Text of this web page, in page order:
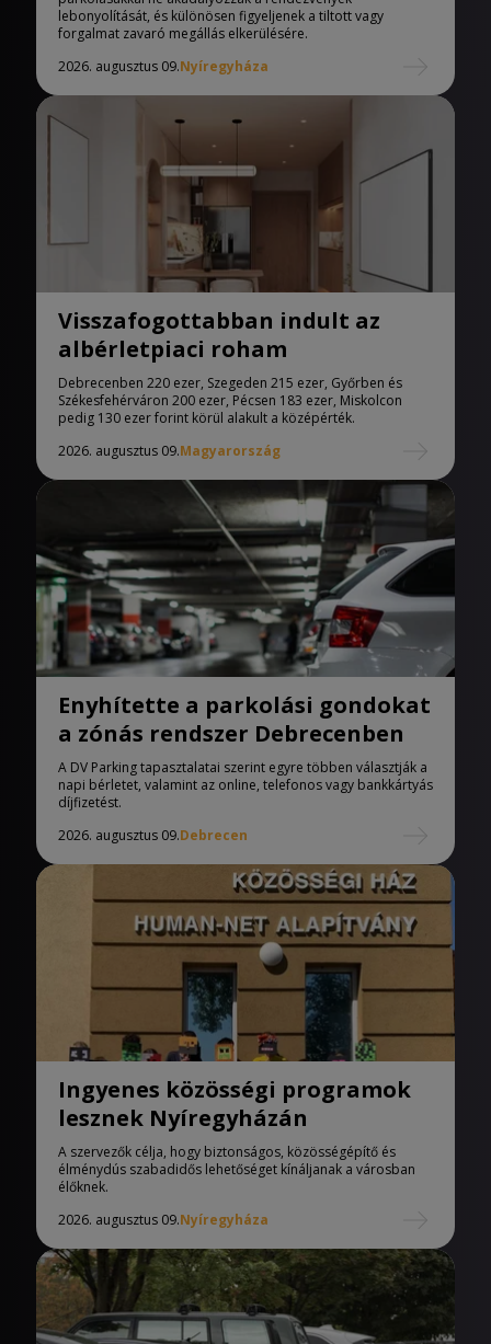
lebonyolítását, és különösen figyeljenek a tiltott vagy
forgalmat zavaró megállás elkerülésére.
2026. augusztus 09.Nyíregyháza
Visszafogottabban indult az
albérletpiaci roham
Debrecenben 220 ezer, Szegeden 215 ezer, Győrben és
Székesfehérváron 200 ezer, Pécsen 183 ezer, Miskolcon
pedig 130 ezer forint körül alakult a középérték.
2026. augusztus 09.Magyarország
Enyhítette a parkolási gondokat
a zónás rendszer Debrecenben
A DV Parking tapasztalatai szerint egyre többen választják a
napi bérletet, valamint az online, telefonos vagy bankkártyás
díjfizetést.
2026. augusztus 09.Debrecen
Ingyenes közösségi programok
lesznek Nyíregyházán
A szervezők célja, hogy biztonságos, közösségépítő és
élménydús szabadidős lehetőséget kínáljanak a városban
élőknek.
2026. augusztus 09.Nyíregyháza